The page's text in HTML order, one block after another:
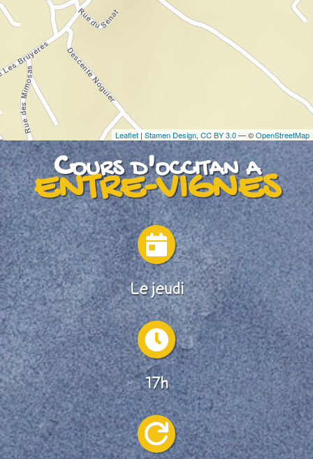
Leaflet | Stamen Design, CC BY 3.0— ©OpenStreetMap
Cours d'occitan a
ENTRE-VIGNES

Le jeudi

17h
